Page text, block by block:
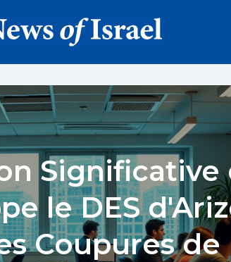
Significative
le DES
Coupures de